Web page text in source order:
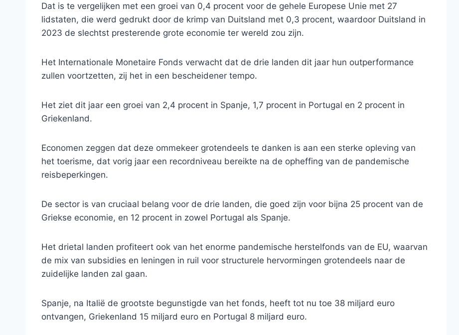
Dat is te vergelijken met een groei van 0,4 procent voor de gehele Europese Unie met 27
lidstaten, die werd gedrukt door de krimp van Duitsland met 0,3 procent, waardoor Duitsland in
2023 de slechtst presterende grote economie ter wereld zou zijn.
Het Internationale Monetaire Fonds verwacht dat de drie landen dit jaar hun outperformance
zullen voortzetten, zij het in een bescheidener tempo.
Het ziet dit jaar een groei van 2,4 procent in Spanje, 1,7 procent in Portugal en 2 procent in
Griekenland.
Economen zeggen dat deze ommekeer grotendeels te danken is aan een sterke opleving van
het toerisme, dat vorig jaar een recordniveau bereikte na de opheffing van de pandemische
reisbeperkingen.
De sector is van cruciaal belang voor de drie landen, die goed zijn voor bijna 25 procent van de
Griekse economie, en 12 procent in zowel Portugal als Spanje.
Het drietal landen profiteert ook van het enorme pandemische herstelfonds van de EU, waarvan
de mix van subsidies en leningen in ruil voor structurele hervormingen grotendeels naar de
zuidelijke landen zal gaan.
Spanje, na Italië de grootste begunstigde van het fonds, heeft tot nu toe 38 miljard euro
ontvangen, Griekenland 15 miljard euro en Portugal 8 miljard euro.